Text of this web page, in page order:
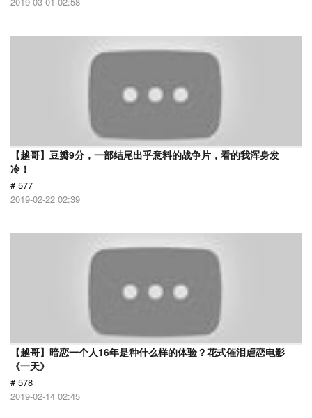
【越哥】豆瓣9分，一部结尾出乎意料的战争片，看的我浑身发
冷！
# 577
2019-02-22 02:39
【越哥】暗恋一个人16年是种什么样的体验？花式催泪虐恋电影
《一天》
# 578
2019-02-14 02:45